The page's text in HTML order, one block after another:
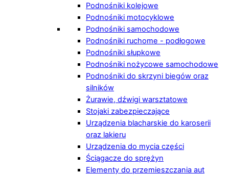
Podnośniki kolejowe
Podnośniki motocyklowe
Podnośniki samochodowe
Podnośniki ruchome - podłogowe
Podnośniki słupkowe
Podnośniki nożycowe samochodowe
Podnośniki do skrzyni biegów oraz
silników
Żurawie, dźwigi warsztatowe
Stojaki zabezpieczające
Urządzenia blacharskie do karoserii
oraz lakieru
Urządzenia do mycia części
Ściągacze do sprężyn
Elementy do przemieszczania aut